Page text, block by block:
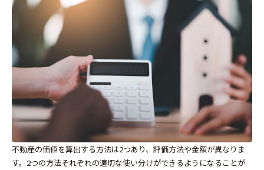
不動産の価値を算出する方法は2つあり、評価方法や金額が異なりま
す。2つの方法それぞれの適切な使い分けができるようになることが